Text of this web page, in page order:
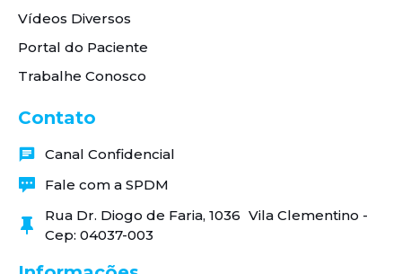
Vídeos Diversos
Portal do Paciente
Trabalhe Conosco
Contato
Canal Confidencial
Fale com a SPDM
Rua Dr. Diogo de Faria, 1036 Vila Clementino -
Cep: 04037-003